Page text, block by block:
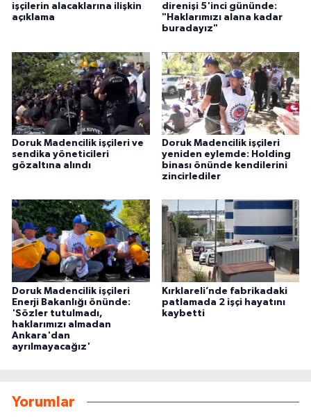
işçilerin alacaklarına ilişkin
açıklama
direnişi 5'inci gününde:
"Haklarımızı alana kadar
buradayız"
Doruk Madencilik işçileri ve
sendika yöneticileri
gözaltına alındı
Doruk Madencilik işçileri
yeniden eylemde: Holding
binası önünde kendilerini
zincirlediler
Doruk Madencilik işçileri
Enerji Bakanlığı önünde:
'Sözler tutulmadı,
haklarımızı almadan
Ankara'dan
ayrılmayacağız'
Kırklareli’nde fabrikadaki
patlamada 2 işçi hayatını
kaybetti
Yorumlar